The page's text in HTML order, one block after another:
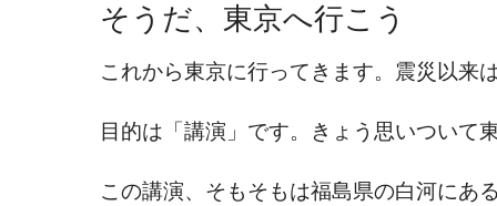
そうだ、東京へ行こう
これから東京に行ってきます。震災以来
目的は「講演」です。きょう思いついて
この講演、そもそもは福島県の白河にあ